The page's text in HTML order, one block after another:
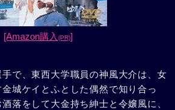
[Amazon購入 (PR)]
で、東西大学職員の神風大介は、女
城ケイとふとした偶然で知り合っ
落をして大金持ち紳士と令嬢風に、